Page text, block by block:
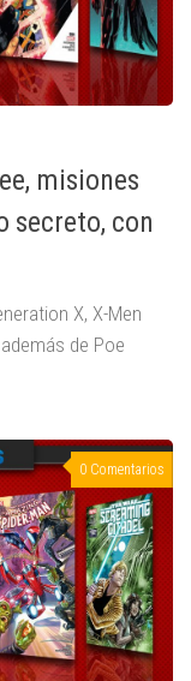
misiones
secreto, con
X, X-Men
de Poe
0 Comentarios